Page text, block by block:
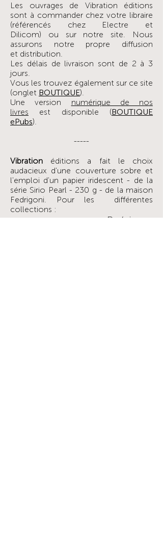
Les ouvrages de Vibration éditions
sont à commander chez votre libraire
(référencés chez Electre et
Dilicom) ou sur notre site. Nous
assurons notre propre diffusion
et distribution.
Les délais de livraison sont de 2 à 3
jours.
Vous les trouvez également sur ce site
(onglet BOUTIQUE).
Une version numérique de nos
livres est disponible (BOUTIQUE
ePubs).
-----
Vibration éditions a fait le choix
audacieux d'une couverture sobre et
l'emploi d'un papier iridescent - de la
série Sirio Pearl - 230 g - de la maison
Fedrigoni. Pour les différentes
collections :
-OysterShell: collectionPoésie;